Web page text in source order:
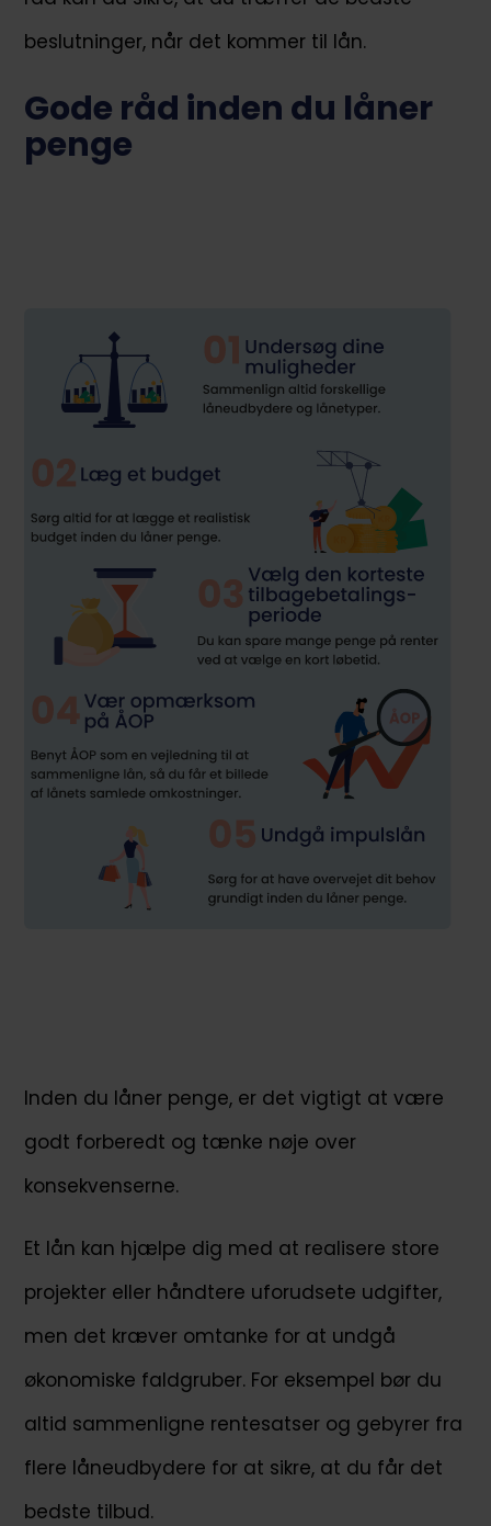
beslutninger, når det kommer til lån.
Gode råd inden du låner
penge
Inden du låner penge, er det vigtigt at være
godt forberedt og tænke nøje over
konsekvenserne.
Et lån kan hjælpe dig med at realisere store
projekter eller håndtere uforudsete udgifter,
men det kræver omtanke for at undgå
økonomiske faldgruber. For eksempel bør du
altid sammenligne rentesatser og gebyrer fra
flere låneudbydere for at sikre, at du får det
bedste tilbud.